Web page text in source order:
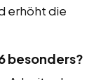
erhöht die
besonders?